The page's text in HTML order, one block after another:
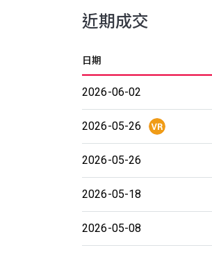
近期成交
日期
2026-06-02
2026-05-26
2026-05-26
2026-05-18
2026-05-08